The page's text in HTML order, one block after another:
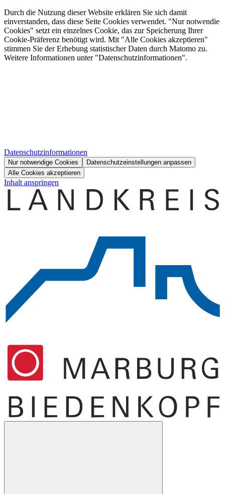
Durch die Nutzung dieser Website erklären Sie sich damit
einverstanden, dass diese Seite Cookies verwendet. "Nur notwendie
Cookies" setzt ein einzelnes Cookie, das zur Speicherung Ihrer
Cookie-Präferenz benötigt wird. Mit "Alle Cookies akzeptieren"
stimmen Sie der Erhebung statistischer Daten durch Matomo zu.
Weitere Informationen unter "Datenschutzinformationen".
Datenschutzinformationen
Nur notwendige Cookies
Datenschutzeinstellungen anpassen
Alle Cookies akzeptieren
Inhalt anspringen